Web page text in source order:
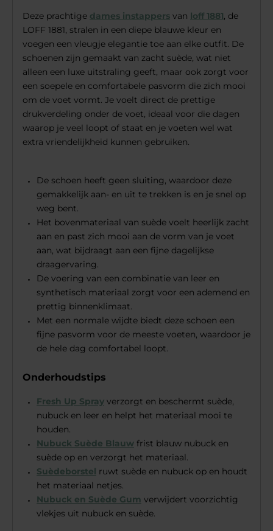
Deze prachtige dames instappers van loff 1881, de
LOFF 1881, stralen in een diepe blauwe kleur en
voegen een vleugje elegantie toe aan elke outfit. De
schoenen zijn gemaakt van zacht suède, wat niet
alleen een luxe uitstraling geeft, maar ook zorgt voor
een soepele en comfortabele pasvorm die zich mooi
om de voet vormt. Je voelt direct de prettige
drukverdeling onder de voet, ideaal voor die dagen
waarop je veel loopt of staat en je voeten wel wat
extra vriendelijkheid kunnen gebruiken.
De schoen heeft geen sluiting, waardoor deze
gemakkelijk aan- en uit te trekken is en je snel op
weg bent.
Het bovenmateriaal van suède voelt heerlijk zacht
aan en past zich mooi aan de vorm van je voet
aan, wat bijdraagt aan een fijne dagelijkse
draagervaring.
De voering van een combinatie van leer en
synthetisch materiaal zorgt voor een ademend en
prettig binnenklimaat.
Met een normale wijdte biedt deze schoen een
fijne pasvorm voor de meeste voeten, waardoor je
de hele dag comfortabel loopt.
Onderhoudstips
Fresh Up Spray verzorgt en beschermt suède,
nubuck en leer en helpt het materiaal mooi te
houden.
Nubuck Suède Blauw frist blauw nubuck en
suède op en verzorgt het materiaal.
Suèdeborstel ruwt suède en nubuck op en houdt
het materiaal netjes.
Nubuck en Suède Gum verwijdert voorzichtig
vlekjes uit nubuck en suède.